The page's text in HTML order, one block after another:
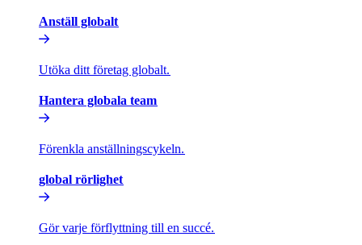
Anställ globalt​​
Utöka ditt företag globalt.​​
Hantera globala team​​
Förenkla anställningscykeln.​​
global rörlighet​​
Gör varje förflyttning till en succé.​​